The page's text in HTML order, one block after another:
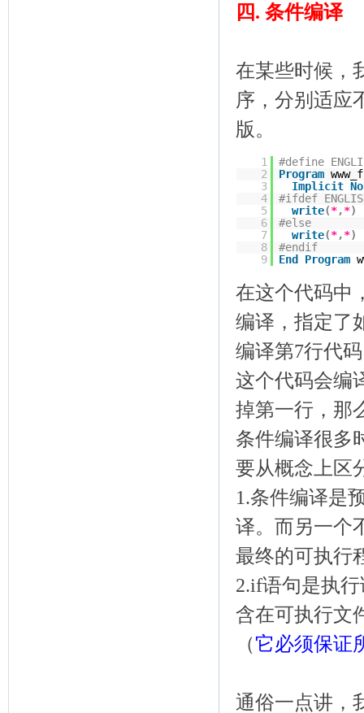
四. 条件编译
在某些时候，
序，分别适应
版。
1
#define
2
Program
3
Implicit
4
#ifdef
5
write(*,*)
6
#else
7
write(*,*)
8
#endif
9
End Program
在这个代码中
编译，指定了
编译第7行代
这个代码会编
掉第一行，那
条件编译很多
要从概念上区
1.条件编译是
译。而另一个
最终的可执行
2.if语句是执
含在可执行文
（它必须保证
通俗一点讲，